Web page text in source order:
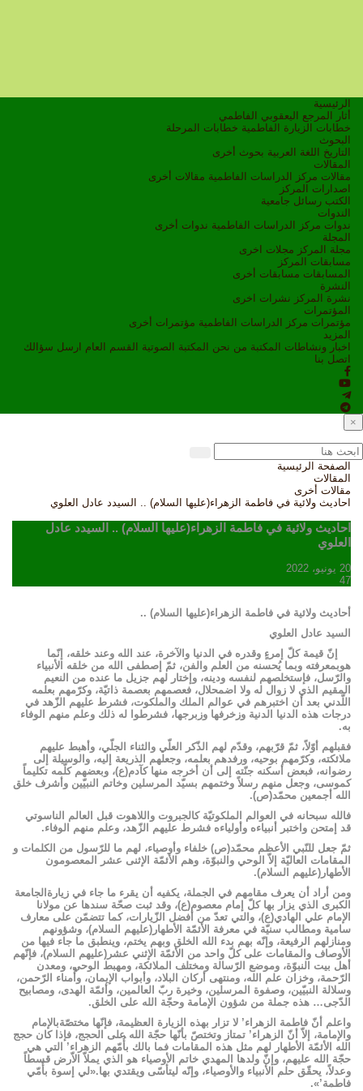
الرئيسية
أثار المرجع اليعقوبي الفاطمي
خطابات الزيارة الفاطمية خطابات المرحلة
البحوث
التاريخ
اللغة العربية بحوث أخرى
المقالات
مقالات مركز الدراسات الفاطمية مقالات أخرى
اصدارات المركز
الكتب رسائل جامعية
الندوات
ندوات مركز الدراسات الفاطمية ندوات أخرى
المجلة
مجلة المركز مجلات اخرى
مسابقات المركز
المسابقات مسابقات أخرى
النشرة
نشرة المركز نشرات اخرى
المؤتمرات
مؤتمرات مركز الدراسات الفاطمية مؤتمرات أخرى
المزيد
اخبار ونشاطات
المكتبة من نحن المكتبة الصوتية القسم العام ارسل سؤالك
اتصل بنا
×
الصفحة الرئيسية
المقالات
مقالات أخرى
احادیث ولائیة في فاطمة الزهراء(عليها السلام) .. السيدد عادل العلوي
احادیث ولائیة في فاطمة الزهراء(عليها السلام) .. السيدد عادل
العلوي
20 يونيو، 2022
47
أحادیث ولائیة في فاطمة الزهراء(عليها السلام) ..
السيد عادل العلوي
إنّ قيمة كلّ إمرءٍ وقدره في الدنيا والآخرة، عند الله وعند خلقه، إنّما
هوبمعرفته وبما يُحسنه من العلم والفن، ثمّ إصطفى الله من خلقه الأنبياء
والرّسل، فإستخلصهم لنفسه ودينه، وإختار لهم جزيل ما عنده من النعيم
المقيم الذي لا زوال له ولا اضمحلال، فعصمهم بعصمة ذاتيّة، وكرّمهم بعلمه
اللّدني بعد أن اختبرهم في عوالم الملك والملكوت، فشرط عليهم الزّهد في
درجات هذه الدنيا الدنية وزخرفها وزبرجها، فشرطوا له ذلك وعلم منهم الوفاء
به.
فقبلهم أوّلاً، ثمّ قرّبهم، وقدّم لهم الذّكر العلّي والثناء الجلّي، وأهبط عليهم
ملائكته، وكرّمهم بوحيه، ورفدهم بعلمه، وجعلهم الذريعة إليه، والوسيلة إلى
رضوانه، فبعض أسكنه جنّته إلى أن أخرجه منها كآدم(ع)، وبعضهم كلّمه تكليماً
كموسى، وجعل منهم رسلاً وختمهم بسيّد المرسلين وخاتم النبيّين وأشرف خلق
الله أجمعين محمّد(ص).
فالله سبحانه في العوالم الملكوتيّة كالجبروت واللاهوت قبل العالم الناسوتي
قد إمتحن واختبر أنبياءه وأولياءه فشرط عليهم الزّهد، وعلم منهم الوفاء.
ثمّ جعل للنّبي الأعظم محمّد(ص) خلفاء وأوصياء، لهم ما للرّسول من الکلمات و
المقامات العالیّة إلاّ الوحي والنبوّة، وهم الأئمّة الإثنى عشر المعصومون
الأطهار(عليهم السلام).
ومن أراد أن يعرف مقامهم في الجملة، يكفيه أن يقرء ما جاء في زيارةالجامعة
الكبرى الذي يزار بها كلّ إمام معصوم(ع)، وقد ثبت صحّة سندها عن مولانا
الإمام علي الهادي(ع)، والتي تعدّ من أفضل الزّيارات، كما تتضمّن على معارف
سامية ومطالب سنيّة في معرفة الأئمّة الأطهار(عليهم السلام)، وشؤونهم
ومنازلهم الرفيعة، وإنّه بهم بدء الله الخلق وبهم يختم، وينطبق ما جاء فيها من
الأوصاف والمقامات على كلّ واحد من الأئمّة الإثني عشر(عليهم السلام)، فإنّهم
أهل بيت النبوّة، وموضع الرّسالة ومختلف الملائكة، ومهبط الوحي، ومعدن
الرّحمة، وخزان علم الله، ومنتهى أركان البلاد، وأبواب الإيمان، وأُمناء الرّحمن،
وسلالة النبيّين، وصفوة المرسلين، وخيرة ربّ العالمين، وأئمّة الهدى، ومصابيح
الدّجى… هذه جملة من شؤون الإمامة وحجّة الله على الخلق.
واعلم أنّ فاطمة الزهراء’ لا تزار بهذه الزيارة العظيمة، فإنّها مختصّةبالإمام
والإمامة، إلاّ أنّ الزهراء’ تمتاز وتختصّ بأنّها حجّة الله على الحجج، فإذا كان حجج
الله الأئمّة الأطهار لهم مثل هذه المقامات فما بالك بأُمّهم الزهراء’ التي هي
حجّة الله عليهم، وإنّ ولدها المهدي خاتم الأوصياء هو الذي يملاّ الاّرض قسطاً
وعدلاً، يحقّق حلم الأنبياء والأوصياء، وإنّه ليتأسّى ويقتدي بها.«لي إسوة بأُمّي
فاطمة’».